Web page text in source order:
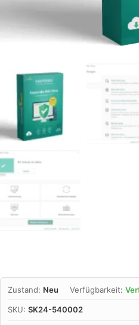
Zustand: Neu Verfügbarkeit:
SKU: SK24-540002